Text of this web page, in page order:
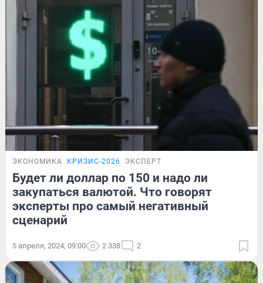
ЭКОНОМИКА КРИЗИС-2026 ЭКСПЕРТ
Будет ли доллар по 150 и надо ли
закупаться валютой. Что говорят
эксперты про самый негативный
сценарий
5 апреля, 2024, 09:00 2 338 2